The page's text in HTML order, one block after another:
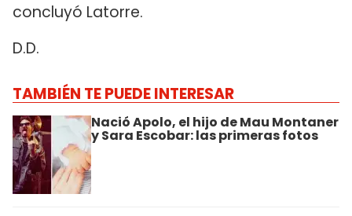
concluyó Latorre.
D.D.
TAMBIÉN TE PUEDE INTERESAR
Nació Apolo, el hijo de Mau Montaner
y Sara Escobar: las primeras fotos